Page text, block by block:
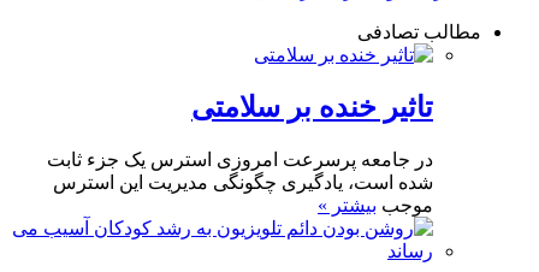
مطالب تصادفی
تاثیر خنده بر سلامتی
در جامعه پرسرعت امروزی استرس یک جزء ثابت
شده است، یادگیری چگونگی مدیریت این استرس
موجب بیشتر »